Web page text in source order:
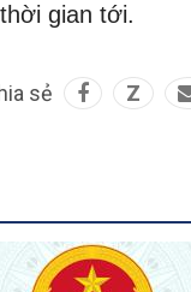
gian tới.
sẻ Z